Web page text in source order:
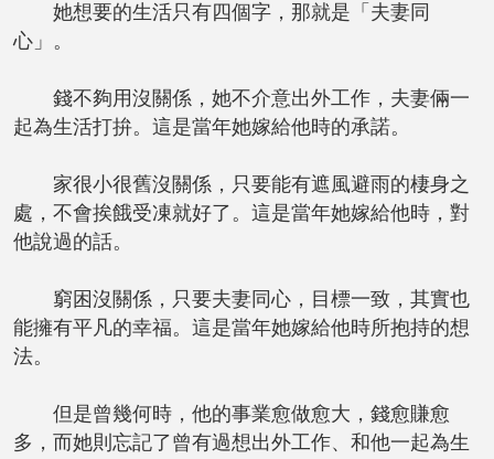
她想要的生活只有四個字，那就是「夫妻同
心」。
錢不夠用沒關係，她不介意出外工作，夫妻倆一
起為生活打拚。這是當年她嫁給他時的承諾。
家很小很舊沒關係，只要能有遮風避雨的棲身之
處，不會挨餓受凍就好了。這是當年她嫁給他時，對
他說過的話。
窮困沒關係，只要夫妻同心，目標一致，其實也
能擁有平凡的幸福。這是當年她嫁給他時所抱持的想
法。
但是曾幾何時，他的事業愈做愈大，錢愈賺愈
多，而她則忘記了曾有過想出外工作、和他一起為生